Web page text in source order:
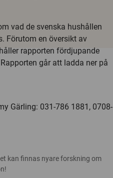
vad de svenska hushållen
Förutom en översikt av
rapporten fördjupande
går att ladda ner på
Gärling: 031-786 1881, 0708-
kan finnas nyare forskning om